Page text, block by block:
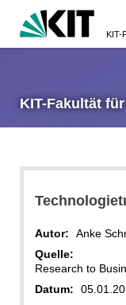
KIT-
KIT-Fakultät
Autor:
Anke
Quelle:
Research to
Datum: